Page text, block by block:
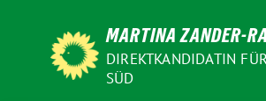
MARTINA ZANDER-
DIREKTKANDIDATIN
SÜD